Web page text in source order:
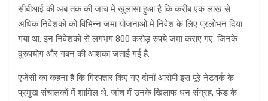
सीबीआई की अब तक की जांच में खुलासा हुआ है कि करीब एक लाख से
अधिक निवेशकों को विभिन्न जमा योजनाओं में निवेश के लिए प्रलोभन दिया
गया था. इन निवेशकों से लगभग 800 करोड़ रुपये जमा कराए गए. जिनके
दुरुपयोग और गबन की आशंका जताई गई है.
एजेंसी का कहना है कि गिरफ्तार किए गए दोनों आरोपी इस पूरे नेटवर्क के
प्रमुख संचालकों में शामिल थे. जांच में उनके खिलाफ धन संग्रह, फंड के